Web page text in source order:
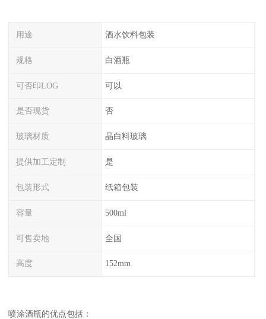
用途 酒水饮料包装
规格 白酒瓶
可否印LOG 可以
是否现货 否
玻璃材质 晶白料玻璃
提供加工定制 是
包装形式 纸箱包装
容量 500ml
可售卖地 全国
高度 152mm
喷涂酒瓶的优点包括：